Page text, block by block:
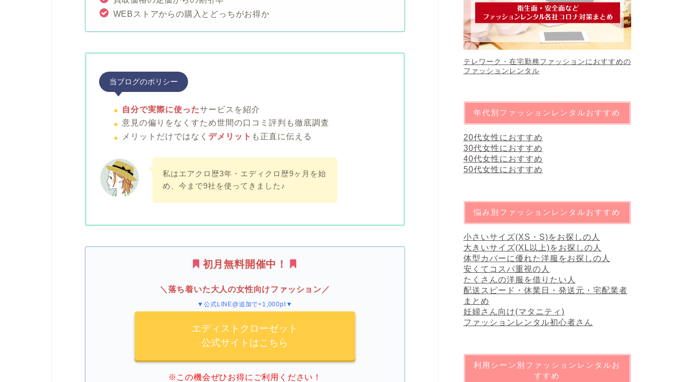
WEBストアからの購入とどっちがお得か
当ブログのポリシー
自分で実際に使ったサービスを紹介
意見の偏りをなくすため世間の口コミ評判も徹底調査
メリットだけではなく デメリット も正直に伝える
私はエアクロ歴3年・エディクロ歴9ヶ月を始
め、今まで9社を使ってきました♪
初月無料開催中！
＼落ち着いた大人の女性向けファッション／
▼公式LINE@追加で+1,000pt▼
エディストクローゼット
公式サイトはこちら
※この機会ぜひお得にご利用ください！
テレワーク・在宅勤務ファッションにおすすめの
ファッションレンタル
年代別ファッションレンタルおすすめ
20代女性におすすめ
30代女性におすすめ
40代女性におすすめ
50代女性におすすめ
悩み別ファッションレンタルおすすめ
小さいサイズ(XS・S)をお探しの人
大きいサイズ(XL以上)をお探しの人
体型カバーに優れた洋服をお探しの人
安くてコスパ重視の人
たくさんの洋服を借りたい人
配送スピード・休業日・発送元・宅配業者
まとめ
妊婦さん向け(マタニティ)
ファッションレンタル初心者さん
利用シーン別ファッションレンタルお
すすめ